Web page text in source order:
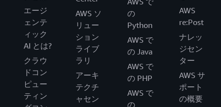
エージ
ェンテ
ィック
AI とは?
クラウ
ドコン
ピュー
ティン
AWS ソ
リュー
ション
ライブ
ラリ
アーキ
テクチ
ャセン
の
Python
AWS で
の Java
AWS で
の PHP
AWS で
の
AWS
re:Post
ナレッ
ジセン
ター
AWS サ
ポート
の概要